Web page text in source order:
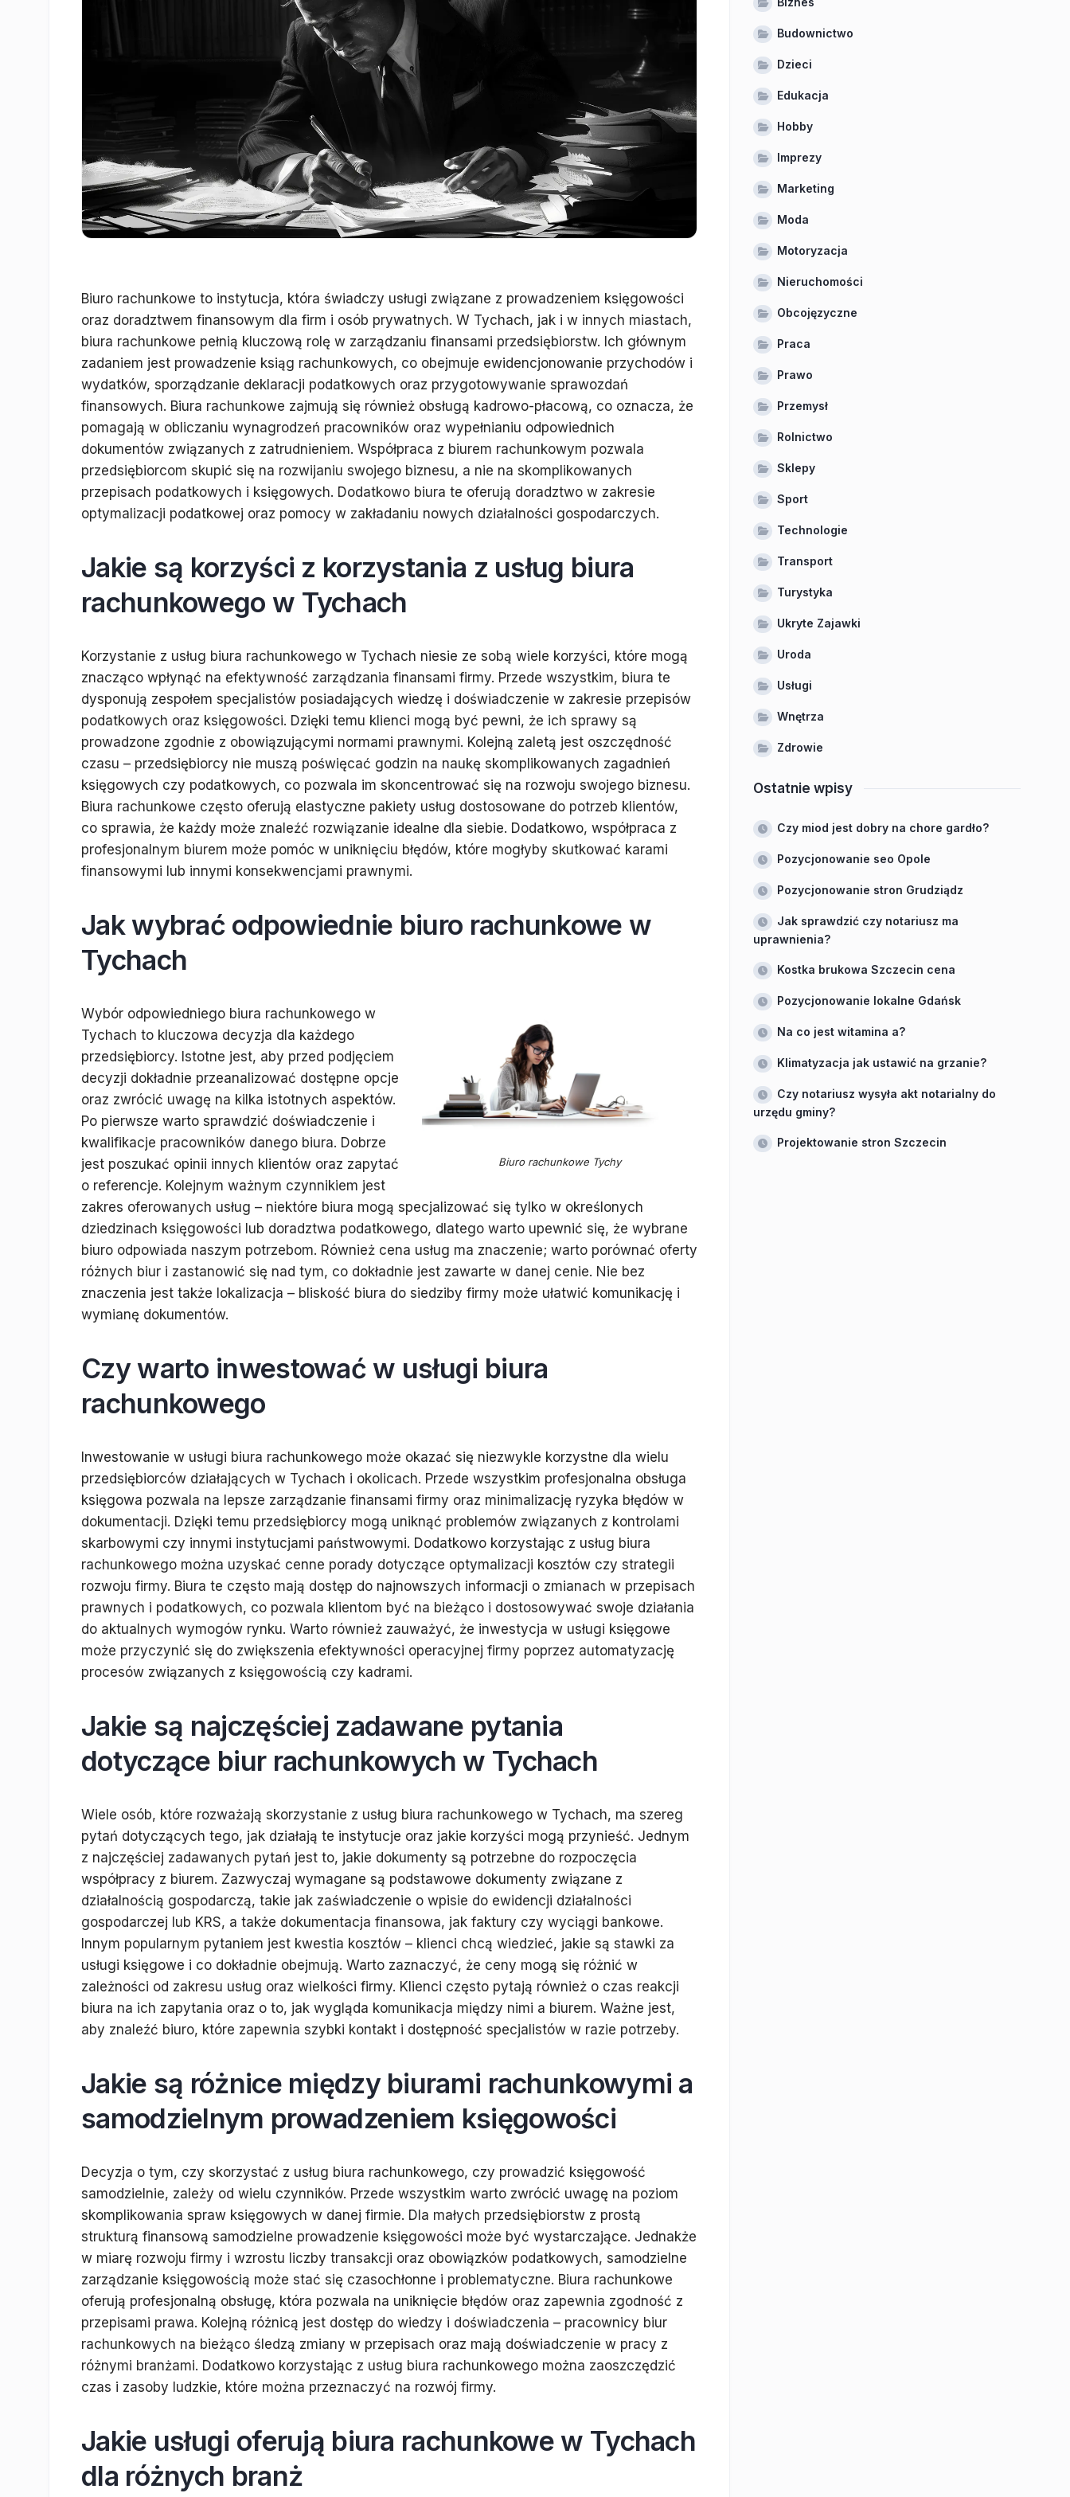
Biuro rachunkowe to instytucja, która świadczy usługi związane z prowadzeniem księgowości
oraz doradztwem finansowym dla firm i osób prywatnych. W Tychach, jak i w innych miastach,
biura rachunkowe pełnią kluczową rolę w zarządzaniu finansami przedsiębiorstw. Ich głównym
zadaniem jest prowadzenie ksiąg rachunkowych, co obejmuje ewidencjonowanie przychodów i
wydatków, sporządzanie deklaracji podatkowych oraz przygotowywanie sprawozdań
finansowych. Biura rachunkowe zajmują się również obsługą kadrowo-płacową, co oznacza, że
pomagają w obliczaniu wynagrodzeń pracowników oraz wypełnianiu odpowiednich
dokumentów związanych z zatrudnieniem. Współpraca z biurem rachunkowym pozwala
przedsiębiorcom skupić się na rozwijaniu swojego biznesu, a nie na skomplikowanych
przepisach podatkowych i księgowych. Dodatkowo biura te oferują doradztwo w zakresie
optymalizacji podatkowej oraz pomocy w zakładaniu nowych działalności gospodarczych.
Jakie są korzyści z korzystania z usług biura
rachunkowego w Tychach
Korzystanie z usług biura rachunkowego w Tychach niesie ze sobą wiele korzyści, które mogą
znacząco wpłynąć na efektywność zarządzania finansami firmy. Przede wszystkim, biura te
dysponują zespołem specjalistów posiadających wiedzę i doświadczenie w zakresie przepisów
podatkowych oraz księgowości. Dzięki temu klienci mogą być pewni, że ich sprawy są
prowadzone zgodnie z obowiązującymi normami prawnymi. Kolejną zaletą jest oszczędność
czasu – przedsiębiorcy nie muszą poświęcać godzin na naukę skomplikowanych zagadnień
księgowych czy podatkowych, co pozwala im skoncentrować się na rozwoju swojego biznesu.
Biura rachunkowe często oferują elastyczne pakiety usług dostosowane do potrzeb klientów,
co sprawia, że każdy może znaleźć rozwiązanie idealne dla siebie. Dodatkowo, współpraca z
profesjonalnym biurem może pomóc w uniknięciu błędów, które mogłyby skutkować karami
finansowymi lub innymi konsekwencjami prawnymi.
Jak wybrać odpowiednie biuro rachunkowe w
Tychach
Biuro rachunkowe Tychy
Wybór odpowiedniego biura rachunkowego w
Tychach to kluczowa decyzja dla każdego
przedsiębiorcy. Istotne jest, aby przed podjęciem
decyzji dokładnie przeanalizować dostępne opcje
oraz zwrócić uwagę na kilka istotnych aspektów.
Po pierwsze warto sprawdzić doświadczenie i
kwalifikacje pracowników danego biura. Dobrze
jest poszukać opinii innych klientów oraz zapytać
o referencje. Kolejnym ważnym czynnikiem jest
zakres oferowanych usług – niektóre biura mogą specjalizować się tylko w określonych
dziedzinach księgowości lub doradztwa podatkowego, dlatego warto upewnić się, że wybrane
biuro odpowiada naszym potrzebom. Również cena usług ma znaczenie; warto porównać oferty
różnych biur i zastanowić się nad tym, co dokładnie jest zawarte w danej cenie. Nie bez
znaczenia jest także lokalizacja – bliskość biura do siedziby firmy może ułatwić komunikację i
wymianę dokumentów.
Czy warto inwestować w usługi biura
rachunkowego
Inwestowanie w usługi biura rachunkowego może okazać się niezwykle korzystne dla wielu
przedsiębiorców działających w Tychach i okolicach. Przede wszystkim profesjonalna obsługa
księgowa pozwala na lepsze zarządzanie finansami firmy oraz minimalizację ryzyka błędów w
dokumentacji. Dzięki temu przedsiębiorcy mogą uniknąć problemów związanych z kontrolami
skarbowymi czy innymi instytucjami państwowymi. Dodatkowo korzystając z usług biura
rachunkowego można uzyskać cenne porady dotyczące optymalizacji kosztów czy strategii
rozwoju firmy. Biura te często mają dostęp do najnowszych informacji o zmianach w przepisach
prawnych i podatkowych, co pozwala klientom być na bieżąco i dostosowywać swoje działania
do aktualnych wymogów rynku. Warto również zauważyć, że inwestycja w usługi księgowe
może przyczynić się do zwiększenia efektywności operacyjnej firmy poprzez automatyzację
procesów związanych z księgowością czy kadrami.
Jakie są najczęściej zadawane pytania
dotyczące biur rachunkowych w Tychach
Wiele osób, które rozważają skorzystanie z usług biura rachunkowego w Tychach, ma szereg
pytań dotyczących tego, jak działają te instytucje oraz jakie korzyści mogą przynieść. Jednym
z najczęściej zadawanych pytań jest to, jakie dokumenty są potrzebne do rozpoczęcia
współpracy z biurem. Zazwyczaj wymagane są podstawowe dokumenty związane z
działalnością gospodarczą, takie jak zaświadczenie o wpisie do ewidencji działalności
gospodarczej lub KRS, a także dokumentacja finansowa, jak faktury czy wyciągi bankowe.
Innym popularnym pytaniem jest kwestia kosztów – klienci chcą wiedzieć, jakie są stawki za
usługi księgowe i co dokładnie obejmują. Warto zaznaczyć, że ceny mogą się różnić w
zależności od zakresu usług oraz wielkości firmy. Klienci często pytają również o czas reakcji
biura na ich zapytania oraz o to, jak wygląda komunikacja między nimi a biurem. Ważne jest,
aby znaleźć biuro, które zapewnia szybki kontakt i dostępność specjalistów w razie potrzeby.
Jakie są różnice między biurami rachunkowymi a
samodzielnym prowadzeniem księgowości
Decyzja o tym, czy skorzystać z usług biura rachunkowego, czy prowadzić księgowość
samodzielnie, zależy od wielu czynników. Przede wszystkim warto zwrócić uwagę na poziom
skomplikowania spraw księgowych w danej firmie. Dla małych przedsiębiorstw z prostą
strukturą finansową samodzielne prowadzenie księgowości może być wystarczające. Jednakże
w miarę rozwoju firmy i wzrostu liczby transakcji oraz obowiązków podatkowych, samodzielne
zarządzanie księgowością może stać się czasochłonne i problematyczne. Biura rachunkowe
oferują profesjonalną obsługę, która pozwala na uniknięcie błędów oraz zapewnia zgodność z
przepisami prawa. Kolejną różnicą jest dostęp do wiedzy i doświadczenia – pracownicy biur
rachunkowych na bieżąco śledzą zmiany w przepisach oraz mają doświadczenie w pracy z
różnymi branżami. Dodatkowo korzystając z usług biura rachunkowego można zaoszczędzić
czas i zasoby ludzkie, które można przeznaczyć na rozwój firmy.
Jakie usługi oferują biura rachunkowe w Tychach
dla różnych branż
Budownictwo
Dzieci
Edukacja
Hobby
Imprezy
Marketing
Moda
Motoryzacja
Nieruchomości
Obcojęzyczne
Praca
Prawo
Przemysł
Rolnictwo
Sklepy
Sport
Technologie
Transport
Turystyka
Ukryte Zajawki
Uroda
Usługi
Wnętrza
Zdrowie
Ostatnie wpisy
Czy miod jest dobry na chore gardło?
Pozycjonowanie seo Opole
Pozycjonowanie stron Grudziądz
Jak sprawdzić czy notariusz ma
uprawnienia?
Kostka brukowa Szczecin cena
Pozycjonowanie lokalne Gdańsk
Na co jest witamina a?
Klimatyzacja jak ustawić na grzanie?
Czy notariusz wysyła akt notarialny do
urzędu gminy?
Projektowanie stron Szczecin